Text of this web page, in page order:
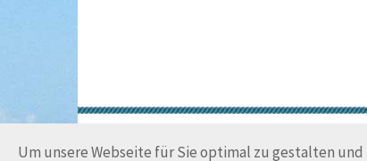
Um unsere Webseite für Sie optimal zu gestalten